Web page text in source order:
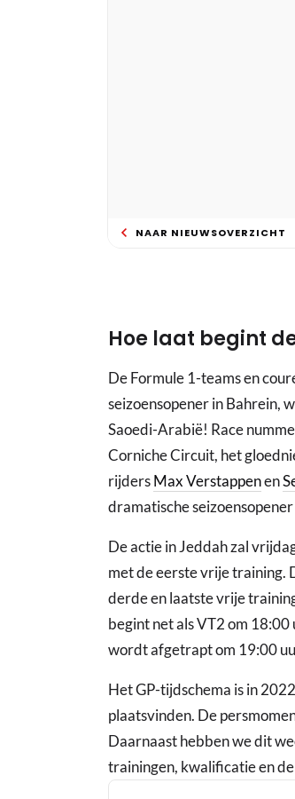
NAAR NIEUWSOVERZICHT
Hoe laat begint
De Formule 1-teams en
seizoensopener in Bahrein,
Saoedi-Arabië! Race
Corniche Circuit, het
rijdersMax Verstappenen
dramatische
De actie in Jeddah zal
met de eerste vrije training.
derde en laatste vrije
begint net als VT2 om
wordt afgetrapt om 19:00
Het GP-tijdschema is in
plaatsvinden. De
Daarnaast hebben we dit
trainingen, kwalificatie en